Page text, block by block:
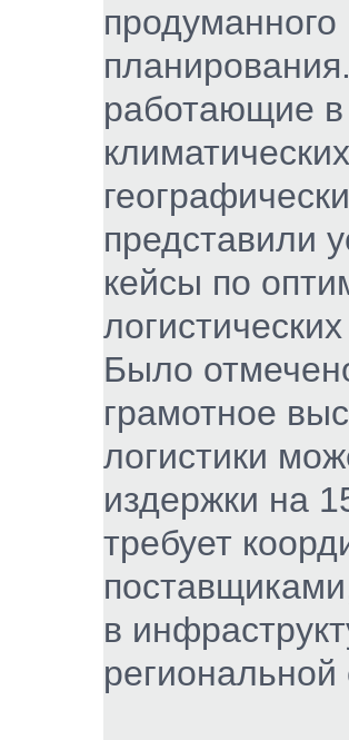
продуманного
работающие
представили
кейсы по
Было
грамотное
логистики
издержки на
требует
в